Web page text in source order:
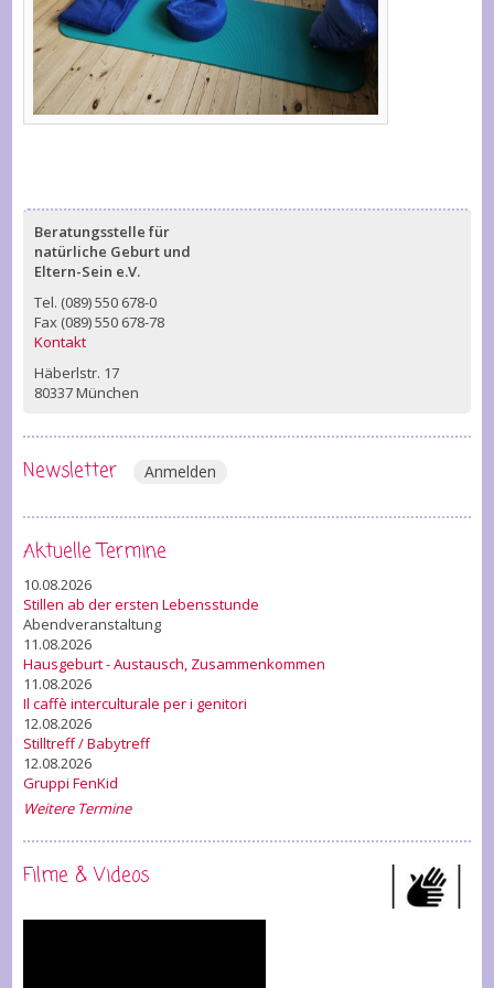
Beratungsstelle für
natürliche Geburt und
Eltern-Sein e.V.
Tel. (089) 550 678-0
Fax (089) 550 678-78
Kontakt
Häberlstr. 17
80337 München
Newsletter Anmelden
Aktuelle Termine
10.08.2026
Stillen ab der ersten Lebensstunde
Abendveranstaltung
11.08.2026
Hausgeburt - Austausch, Zusammenkommen
11.08.2026
Il caffè interculturale per i genitori
12.08.2026
Stilltreff / Babytreff
12.08.2026
Gruppi FenKid
Weitere Termine
Filme & Videos